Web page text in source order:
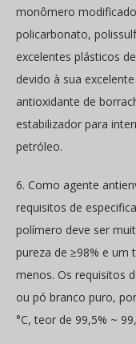
monômero
policarbonato,
excelentes plásticos
devido à sua
antioxidante de
estabilizador para
petróleo.
6. Como agente
requisitos de
polímero deve ser
pureza de ≥98% e um
menos. Os requisitos
ou pó branco puro,
°C, teor de 99,5% ~